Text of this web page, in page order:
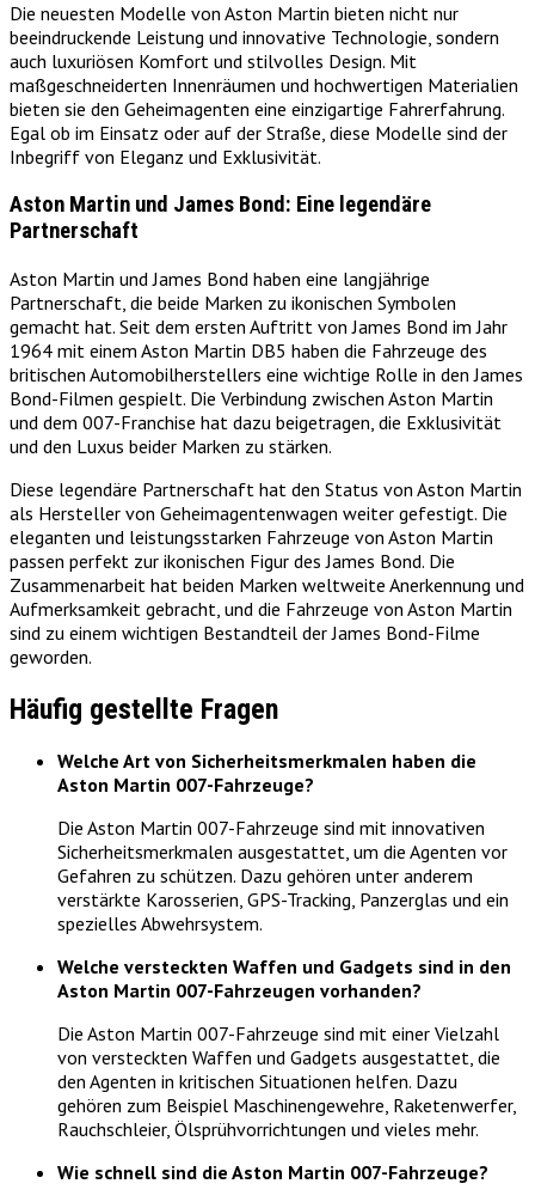
Die neuesten Modelle von Aston Martin bieten nicht nur
beeindruckende Leistung und innovative Technologie, sondern
auch luxuriösen Komfort und stilvolles Design. Mit
maßgeschneiderten Innenräumen und hochwertigen Materialien
bieten sie den Geheimagenten eine einzigartige Fahrerfahrung.
Egal ob im Einsatz oder auf der Straße, diese Modelle sind der
Inbegriff von Eleganz und Exklusivität.
Aston Martin und James Bond: Eine legendäre
Partnerschaft
Aston Martin und James Bond haben eine langjährige
Partnerschaft, die beide Marken zu ikonischen Symbolen
gemacht hat. Seit dem ersten Auftritt von James Bond im Jahr
1964 mit einem Aston Martin DB5 haben die Fahrzeuge des
britischen Automobilherstellers eine wichtige Rolle in den James
Bond-Filmen gespielt. Die Verbindung zwischen Aston Martin
und dem 007-Franchise hat dazu beigetragen, die Exklusivität
und den Luxus beider Marken zu stärken.
Diese legendäre Partnerschaft hat den Status von Aston Martin
als Hersteller von Geheimagentenwagen weiter gefestigt. Die
eleganten und leistungsstarken Fahrzeuge von Aston Martin
passen perfekt zur ikonischen Figur des James Bond. Die
Zusammenarbeit hat beiden Marken weltweite Anerkennung und
Aufmerksamkeit gebracht, und die Fahrzeuge von Aston Martin
sind zu einem wichtigen Bestandteil der James Bond-Filme
geworden.
Häufig gestellte Fragen
Welche Art von Sicherheitsmerkmalen haben die
Aston Martin 007-Fahrzeuge?
Die Aston Martin 007-Fahrzeuge sind mit innovativen
Sicherheitsmerkmalen ausgestattet, um die Agenten vor
Gefahren zu schützen. Dazu gehören unter anderem
verstärkte Karosserien, GPS-Tracking, Panzerglas und ein
spezielles Abwehrsystem.
Welche versteckten Waffen und Gadgets sind in den
Aston Martin 007-Fahrzeugen vorhanden?
Die Aston Martin 007-Fahrzeuge sind mit einer Vielzahl
von versteckten Waffen und Gadgets ausgestattet, die
den Agenten in kritischen Situationen helfen. Dazu
gehören zum Beispiel Maschinengewehre, Raketenwerfer,
Rauchschleier, Ölsprühvorrichtungen und vieles mehr.
Wie schnell sind die Aston Martin 007-Fahrzeuge?